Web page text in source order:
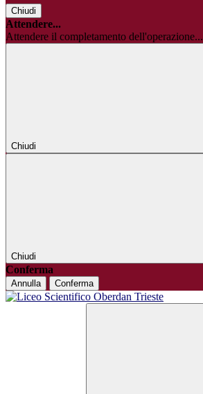
Chiudi
Attendere...
Attendere il completamento dell'operazione...
Chiudi
Chiudi
Conferma
Annulla Conferma